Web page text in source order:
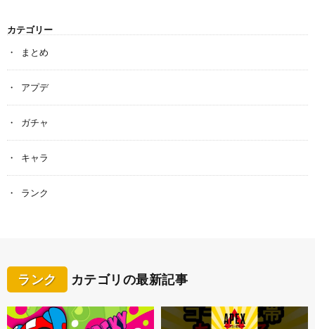
カテゴリー
まとめ
アプデ
ガチャ
キャラ
ランク
ランク カテゴリの最新記事